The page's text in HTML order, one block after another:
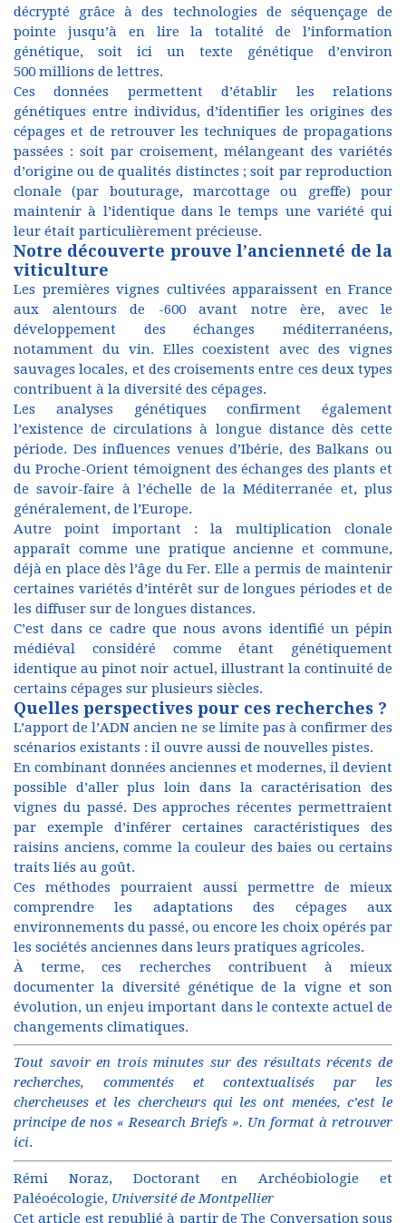
décrypté grâce à des technologies de séquençage de
pointe jusqu’à en lire la totalité de l’information
génétique, soit ici un texte génétique d’environ
500 millions de lettres.
Ces données permettent d’établir les relations
génétiques entre individus, d’identifier les origines des
cépages et de retrouver les techniques de propagations
passées : soit par croisement, mélangeant des variétés
d’origine ou de qualités distinctes ; soit par reproduction
clonale (par bouturage, marcottage ou greffe) pour
maintenir à l’identique dans le temps une variété qui
leur était particulièrement précieuse.
Notre découverte prouve l’ancienneté de la
viticulture
Les premières vignes cultivées apparaissent en France
aux alentours de -600 avant notre ère, avec le
développement des échanges méditerranéens,
notamment du vin. Elles coexistent avec des vignes
sauvages locales, et des croisements entre ces deux types
contribuent à la diversité des cépages.
Les analyses génétiques confirment également
l’existence de circulations à longue distance dès cette
période. Des influences venues d’Ibérie, des Balkans ou
du Proche-Orient témoignent des échanges des plants et
de savoir-faire à l’échelle de la Méditerranée et, plus
généralement, de l’Europe.
Autre point important : la multiplication clonale
apparaît comme une pratique ancienne et commune,
déjà en place dès l’âge du Fer. Elle a permis de maintenir
certaines variétés d’intérêt sur de longues périodes et de
les diffuser sur de longues distances.
C’est dans ce cadre que nous avons identifié un pépin
médiéval considéré comme étant génétiquement
identique au pinot noir actuel, illustrant la continuité de
certains cépages sur plusieurs siècles.
Quelles perspectives pour ces recherches ?
L’apport de l’ADN ancien ne se limite pas à confirmer des
scénarios existants : il ouvre aussi de nouvelles pistes.
En combinant données anciennes et modernes, il devient
possible d’aller plus loin dans la caractérisation des
vignes du passé. Des approches récentes permettraient
par exemple d’inférer certaines caractéristiques des
raisins anciens, comme la couleur des baies ou certains
traits liés au goût.
Ces méthodes pourraient aussi permettre de mieux
comprendre les adaptations des cépages aux
environnements du passé, ou encore les choix opérés par
les sociétés anciennes dans leurs pratiques agricoles.
À terme, ces recherches contribuent à mieux
documenter la diversité génétique de la vigne et son
évolution, un enjeu important dans le contexte actuel de
changements climatiques.
Tout savoir en trois minutes sur des résultats récents de
recherches, commentés et contextualisés par les
chercheuses et les chercheurs qui les ont menées, c’est le
principe de nos « Research Briefs ». Un format à retrouver
ici.
Rémi Noraz, Doctorant en Archéobiologie et
Paléoécologie, Université de Montpellier
Cet article est republié à partir deThe Conversationsous